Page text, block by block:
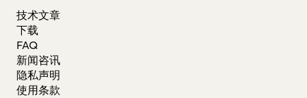
技术文章
下载
FAQ
新闻咨讯
隐私声明
使用条款